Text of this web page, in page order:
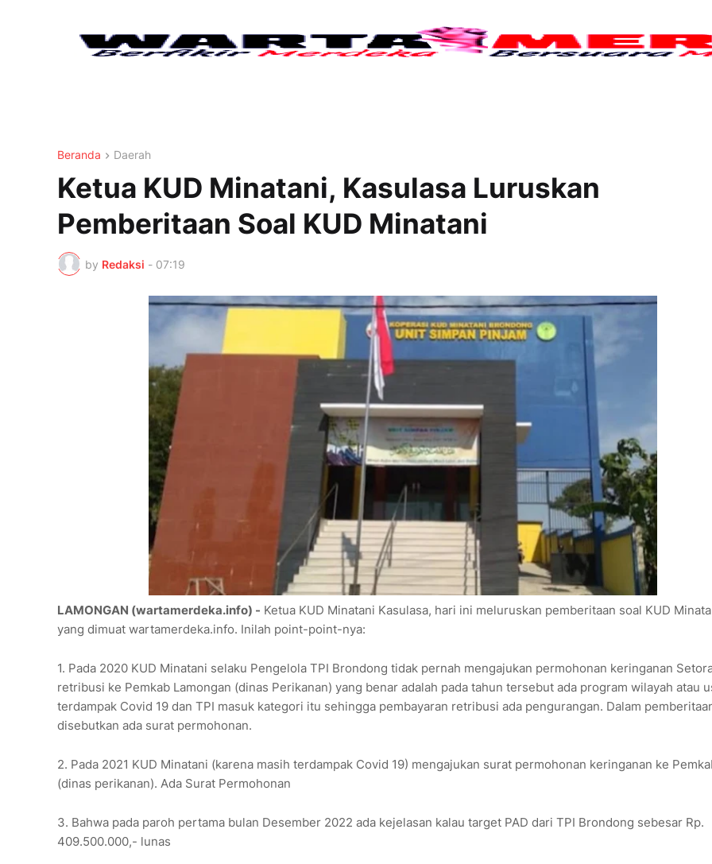
Beranda Daerah
Ketua KUD Minatani, Kasulasa Luruskan
Pemberitaan Soal KUD Minatani
by Redaksi - 07:19
LAMONGAN (wartamerdeka.info) - Ketua KUD Minatani Kasulasa, hari ini meluruskan pemberitaan soal KUD
yang dimuat wartamerdeka.info. Inilah point-point-nya:
1. Pada 2020 KUD Minatani selaku Pengelola TPI Brondong tidak pernah mengajukan permohonan keringanan
retribusi ke Pemkab Lamongan (dinas Perikanan) yang benar adalah pada tahun tersebut ada program wilayah atau
terdampak Covid 19 dan TPI masuk kategori itu sehingga pembayaran retribusi ada pengurangan. Dalam
disebutkan ada surat permohonan.
2. Pada 2021 KUD Minatani (karena masih terdampak Covid 19) mengajukan surat permohonan keringanan ke
(dinas perikanan). Ada Surat Permohonan
3. Bahwa pada paroh pertama bulan Desember 2022 ada kejelasan kalau target PAD dari TPI Brondong sebesar Rp.
409.500.000,- lunas